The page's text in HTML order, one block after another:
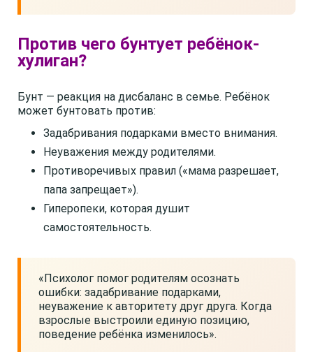
Против чего бунтует ребёнок-
хулиган?
Бунт — реакция на дисбаланс в семье. Ребёнок
может бунтовать против:
Задабривания подарками вместо внимания.
Неуважения между родителями.
Противоречивых правил («мама разрешает,
папа запрещает»).
Гиперопеки, которая душит
самостоятельность.
«Психолог помог родителям осознать
ошибки: задабривание подарками,
неуважение к авторитету друг друга. Когда
взрослые выстроили единую позицию,
поведение ребёнка изменилось».